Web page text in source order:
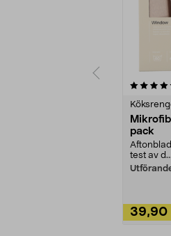
pack
test av d...
39,90